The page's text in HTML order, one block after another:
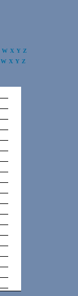
W X Y Z
W X Y Z